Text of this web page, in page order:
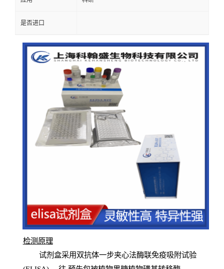
是否进口
检测原理
试剂盒采用双抗体一步夹心法酶联免疫吸附试验